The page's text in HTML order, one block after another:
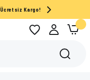
Ücretsiz Kargo!